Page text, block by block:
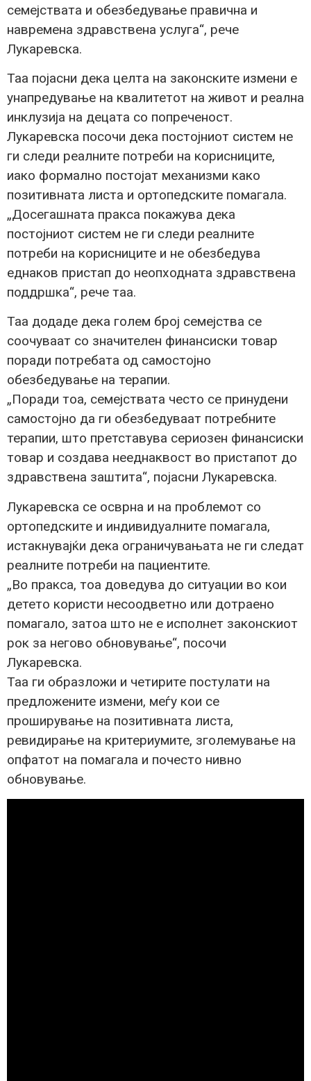
семејствата и обезбедување правична и
навремена здравствена услуга“, рече
Лукаревска.
Таа појасни дека целта на законските измени е
унапредување на квалитетот на живот и реална
инклузија на децата со попреченост.
Лукаревска посочи дека постојниот систем не
ги следи реалните потреби на корисниците,
иако формално постојат механизми како
позитивната листа и ортопедските помагала.
„Досегашната пракса покажува дека
постојниот систем не ги следи реалните
потреби на корисниците и не обезбедува
еднаков пристап до неопходната здравствена
поддршка“, рече таа.
Таа додаде дека голем број семејства се
соочуваат со значителен финансиски товар
поради потребата од самостојно
обезбедување на терапии.
„Поради тоа, семејствата често се принудени
самостојно да ги обезбедуваат потребните
терапии, што претставува сериозен финансиски
товар и создава нееднаквост во пристапот до
здравствена заштита“, појасни Лукаревска.
Лукаревска се осврна и на проблемот со
ортопедските и индивидуалните помагала,
истакнувајќи дека ограничувањата не ги следат
реалните потреби на пациентите.
„Во пракса, тоа доведува до ситуации во кои
детето користи несоодветно или дотраено
помагало, затоа што не е исполнет законскиот
рок за негово обновување“, посочи
Лукаревска.
Таа ги образложи и четирите постулати на
предложените измени, меѓу кои се
проширување на позитивната листа,
ревидирање на критериумите, зголемување на
опфатот на помагала и почесто нивно
обновување.